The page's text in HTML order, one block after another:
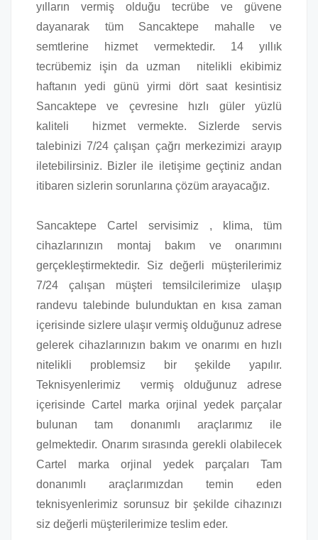
yılların vermiş olduğu tecrübe ve güvene
dayanarak tüm Sancaktepe mahalle ve
semtlerine hizmet vermektedir. 14 yıllık
tecrübemiz işin da uzman nitelikli ekibimiz
haftanın yedi günü yirmi dört saat kesintisiz
Sancaktepe ve çevresine hızlı güler yüzlü
kaliteli hizmet vermekte. Sizlerde servis
talebinizi 7/24 çalışan çağrı merkezimizi arayıp
iletebilirsiniz. Bizler ile iletişime geçtiniz andan
itibaren sizlerin sorunlarına çözüm arayacağız.
Sancaktepe Cartel servisimiz , klima, tüm
cihazlarınızın montaj bakım ve onarımını
gerçekleştirmektedir. Siz değerli müşterilerimiz
7/24 çalışan müşteri temsilcilerimize ulaşıp
randevu talebinde bulunduktan en kısa zaman
içerisinde sizlere ulaşır vermiş olduğunuz adrese
gelerek cihazlarınızın bakım ve onarımı en hızlı
nitelikli problemsiz bir şekilde yapılır.
Teknisyenlerimiz vermiş olduğunuz adrese
içerisinde Cartel marka orjinal yedek parçalar
bulunan tam donanımlı araçlarımız ile
gelmektedir. Onarım sırasında gerekli olabilecek
Cartel marka orjinal yedek parçaları Tam
donanımlı araçlarımızdan temin eden
teknisyenlerimiz sorunsuz bir şekilde cihazınızı
siz değerli müşterilerimize teslim eder.